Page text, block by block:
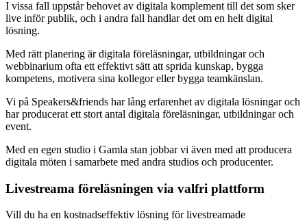
I vissa fall uppstår behovet av digitala komplement till det som sker
live inför publik, och i andra fall handlar det om en helt digital
lösning.
Med rätt planering är digitala föreläsningar, utbildningar och
webbinarium ofta ett effektivt sätt att sprida kunskap, bygga
kompetens, motivera sina kollegor eller bygga teamkänslan.
Vi på Speakers&friends har lång erfarenhet av digitala lösningar och
har producerat ett stort antal digitala föreläsningar, utbildningar och
event.
Med en egen studio i Gamla stan jobbar vi även med att producera
digitala möten i samarbete med andra studios och producenter.
Livestreama föreläsningen via valfri plattform
Vill du ha en kostnadseffektiv lösning för livestreamade